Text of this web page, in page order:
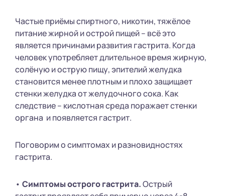
Частые приёмы спиртного, никотин, тяжёлое
питание жирной и острой пищей – всё это
является причинами развития гастрита. Когда
человек употребляет длительное время жирную,
солёную и острую пищу, эпителий желудка
становится менее плотным и плохо защищает
стенки желудка от желудочного сока. Как
следствие – кислотная среда поражает стенки
органа и появляется гастрит.
Поговорим о симптомах и разновидностях
гастрита.
• Симптомы острого гастрита.Острый